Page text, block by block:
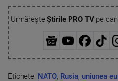
Urmărește Știrile PRO TVpe
Etichete: NATO, Rusia, uniunea